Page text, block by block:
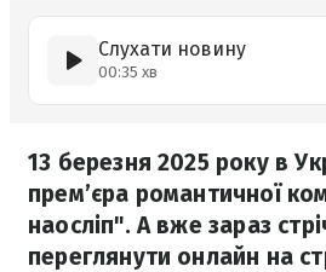
Слухати новину
00:35 хв
13 березня 2025 року в
прем’єра романтичної
наосліп". А вже зараз
переглянути онлайн на